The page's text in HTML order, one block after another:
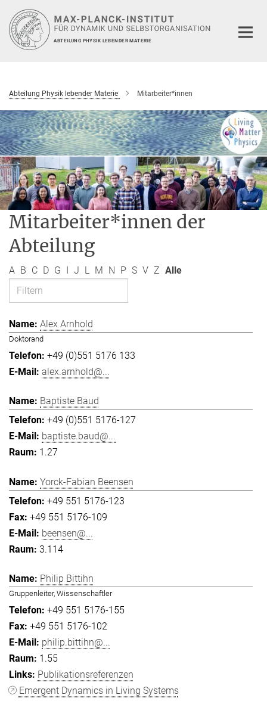
Hauptinhalt
ABTEILUNG PHYSIK LEBENDER MATERIE
Abteilung Physik lebender Materie Mitarbeiter*innen
Mitarbeiter*innen der
Abteilung
A B C D G I J L M N P S V Z Alle
Alex Arnhold
Doktorand
+49 (0)551 5176 133
alex.arnhold@...
Baptiste Baud
+49 (0)551 5176-127
baptiste.baud@...
1.27
Yorck-Fabian Beensen
+49 551 5176-123
+49 551 5176-109
beensen@...
3.114
Philip Bittihn
Gruppenleiter, Wissenschaftler
+49 551 5176-155
+49 551 5176-102
philip.bittihn@...
1.55
Publikationsreferenzen
Emergent Dynamics in Living Systems